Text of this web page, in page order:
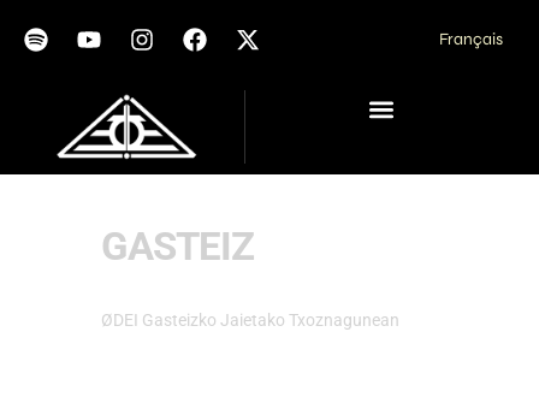
Français
GASTEIZ
ØDEI Gasteizko Jaietako Txoznagunean